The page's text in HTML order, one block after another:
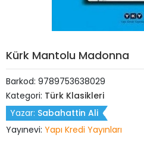
Kürk Mantolu Madonna
Barkod: 9789753638029
Kategori: Türk Klasikleri
Yazar: Sabahattin Ali
Yayınevi: Yapı Kredi Yayınları